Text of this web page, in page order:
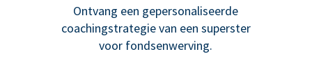
Ontvang een gepersonaliseerde
coachingstrategie van een superster
voor fondsenwerving.